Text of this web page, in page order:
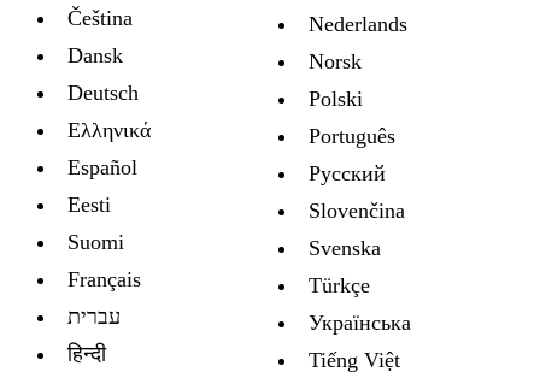
Čeština
Dansk
Deutsch
Ελληνικά
Español
Eesti
Suomi
Français
עברית
हिन्दी
Nederlands
Norsk
Polski
Português
Русский
Slovenčina
Svenska
Türkçe
Украïнська
Tiếng Việt